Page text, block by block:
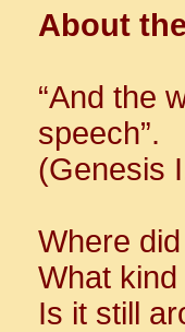
About
“And the
speech”.
(Genesis
Where
What
Is it still